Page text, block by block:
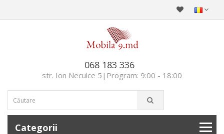
068 183 336
str. Ion Neculce 5|Program: 9:00 - 18:00
Categorii